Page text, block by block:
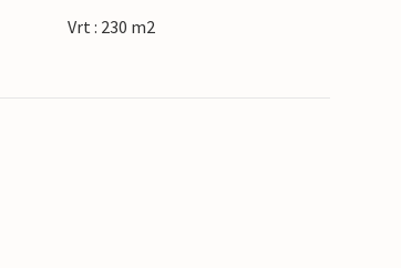
Vrt : 230 m2